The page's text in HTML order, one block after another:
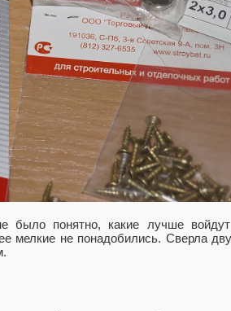
было понятно, какие лучше
мелкие не понадобились. Сверла